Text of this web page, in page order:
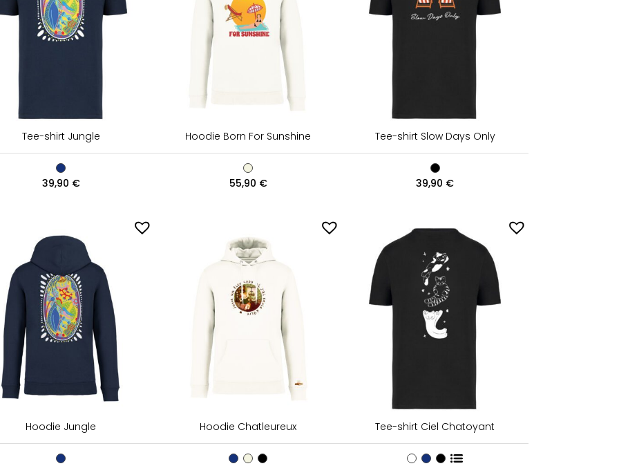
Tee-shirt Jungle
39,90 €
Hoodie Born For Sunshine
55,90 €
Tee-shirt Slow Days Only
39,90 €
Hoodie Jungle Hoodie Chatleureux Tee-shirt Ciel Chatoyant